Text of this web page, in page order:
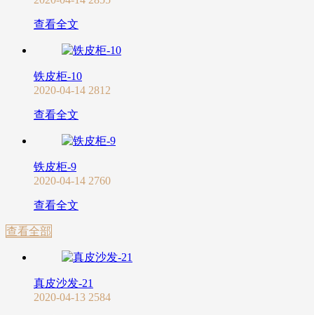
查看全文
铁皮柜-10
2020-04-14 2812
查看全文
铁皮柜-9
2020-04-14 2760
查看全文
查看全部
真皮沙发-21
2020-04-13 2584